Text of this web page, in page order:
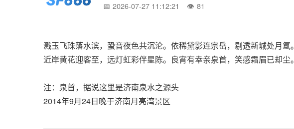
2026-07-27 11:12:21 81
溅玉飞珠落水滨，蛩音夜色共沉沦。依稀黛影连宗岳，剔透新城处月氲。
近岸黄花迎客至，远灯虹彩伴星陈。良宵有幸亲泉首，笑感霜眉已却尘。
注：泉首，据说这里是济南泉水之源头
2014年9月24日晚于济南月亮湾景区